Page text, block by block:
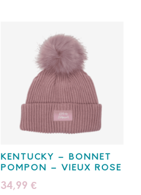
KENTUCKY – BONNET
POMPON – VIEUX ROSE
34,99 €